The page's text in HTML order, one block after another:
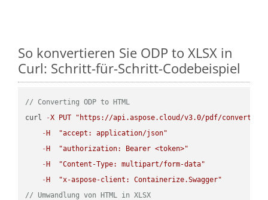
So konvertieren Sie ODP to XLSX in
Curl: Schritt-für-Schritt-Codebeispiel
// Converting ODP to HTML
curl
-X PUT
"https://api.aspose.cloud/v3.0/pdf/convert/
- H
"accept: application/json"
- H
"authorization: Bearer <token>"
- H
"Content-Type: multipart/form-data"
- H
"x-aspose-client: Containerize.Swagger"
// Umwandlung von HTML in XLSX